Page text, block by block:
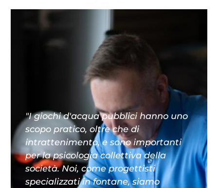
"I giochi d'acqua pubblici hanno uno
scopo pratico, oltre che di
intrattenimento, e sono importanti
per la psicologia collettiva della
società. Noi, come progettisti
specializzati in fontane, siamo